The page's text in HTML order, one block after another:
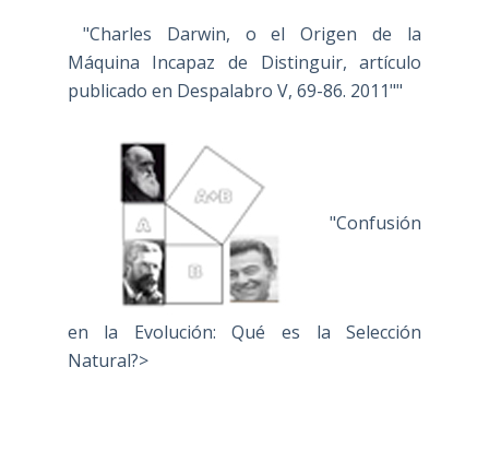
"Charles Darwin, o el Origen de la
Máquina Incapaz de Distinguir, artículo
publicado en Despalabro V, 69-86. 2011""
"Confusión
en la Evolución: Qué es la Selección
Natural?>